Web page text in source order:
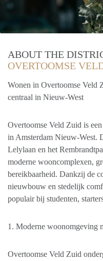
ABOUT THE
OVERTOOMSE
Wonen in Overtoomse Veld
centraal in Nieuw-West
Overtoomse Veld Zuid is
in Amsterdam Nieuw-West.
Lelylaan en het
moderne wooncomplexen,
bereikbaarheid. Dankzij de
nieuwbouw en stedelijk
populair bij studenten,
1. Moderne woonomgeving
Overtoomse Veld Zuid